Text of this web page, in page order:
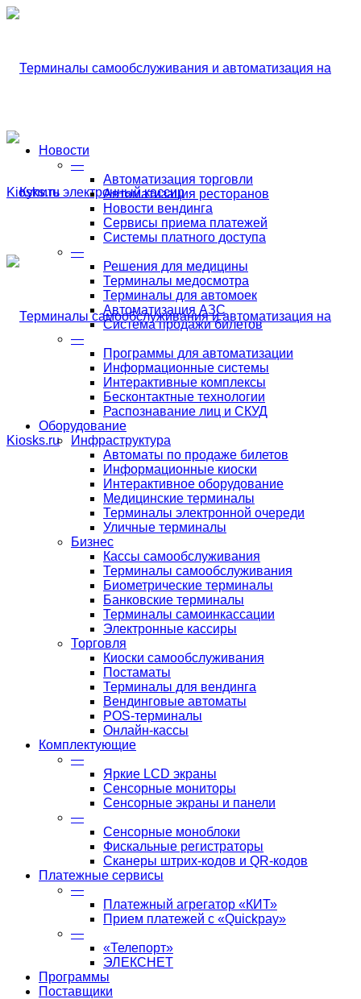
Новости
—
Автоматизация торговли
Автоматизация ресторанов
Новости вендинга
Сервисы приема платежей
Системы платного доступа
—
Решения для медицины
Терминалы медосмотра
Терминалы для автомоек
Автоматизация АЗС
Система продажи билетов
—
Программы для автоматизации
Информационные системы
Интерактивные комплексы
Бесконтактные технологии
Распознавание лиц и СКУД
Оборудование
Инфраструктура
Автоматы по продаже билетов
Информационные киоски
Интерактивное оборудование
Медицинские терминалы
Терминалы электронной очереди
Уличные терминалы
Бизнес
Кассы самообслуживания
Терминалы самообслуживания
Биометрические терминалы
Банковские терминалы
Терминалы самоинкассации
Электронные кассиры
Торговля
Киоски самообслуживания
Постаматы
Терминалы для вендинга
Вендинговые автоматы
POS-терминалы
Онлайн-кассы
Комплектующие
—
Яркие LCD экраны
Сенсорные мониторы
Сенсорные экраны и панели
—
Сенсорные моноблоки
Фискальные регистраторы
Сканеры штрих-кодов и QR-кодов
Платежные сервисы
—
Платежный агрегатор «КИТ»
Прием платежей с «Quickpay»
—
«Телепорт»
ЭЛЕКСНЕТ
Программы
Поставщики